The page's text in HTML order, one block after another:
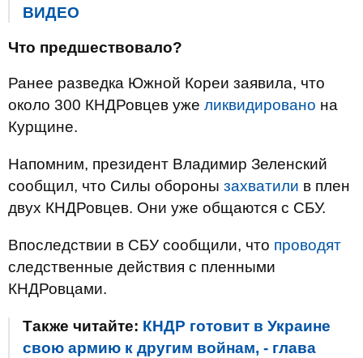
ВИДЕО
Что предшествовало?
Ранее разведка Южной Кореи заявила, что
около 300 КНДРовцев уже ликвидировано на
Курщине.
Напомним, президент Владимир Зеленский
сообщил, что Силы обороны захватили в плен
двух КНДРовцев. Они уже общаются с СБУ.
Впоследствии в СБУ сообщили, что проводят
следственные действия с пленными
КНДРовцами.
Также читайте: КНДР готовит в Украине
свою армию к другим войнам, - глава